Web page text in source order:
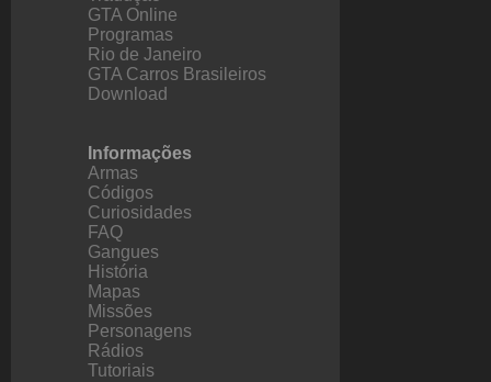
GTA Online
Programas
Rio de Janeiro
GTA Carros Brasileiros
Download
Informações
Armas
Códigos
Curiosidades
FAQ
Gangues
História
Mapas
Missões
Personagens
Rádios
Tutoriais